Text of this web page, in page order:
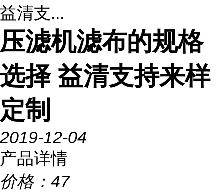
益清支...
压滤机滤布的规格
选择 益清支持来样
定制
2019-12-04
产品详情
价格： 47